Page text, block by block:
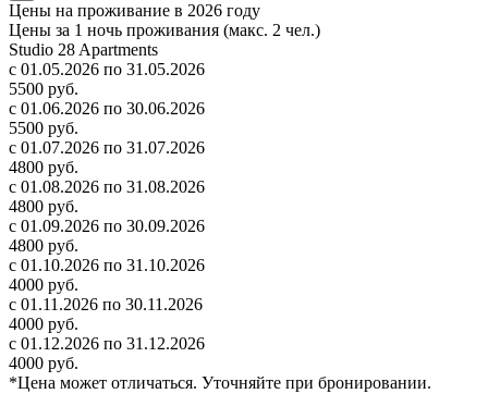
Цены на проживание в 2026 году
Цены за 1 ночь проживания (макс. 2 чел.)
Studio 28 Apartments
с 01.05.2026 по 31.05.2026
5500 руб.
с 01.06.2026 по 30.06.2026
5500 руб.
с 01.07.2026 по 31.07.2026
4800 руб.
с 01.08.2026 по 31.08.2026
4800 руб.
с 01.09.2026 по 30.09.2026
4800 руб.
с 01.10.2026 по 31.10.2026
4000 руб.
с 01.11.2026 по 30.11.2026
4000 руб.
с 01.12.2026 по 31.12.2026
4000 руб.
*Цена может отличаться. Уточняйте при бронировании.